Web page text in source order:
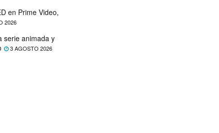
en Prime Video,
2026
serie animada y
3 AGOSTO 2026